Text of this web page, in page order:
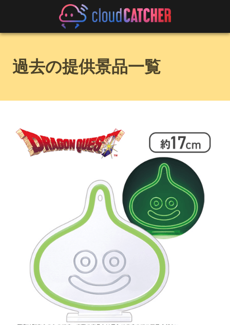
過去の提供景品一覧